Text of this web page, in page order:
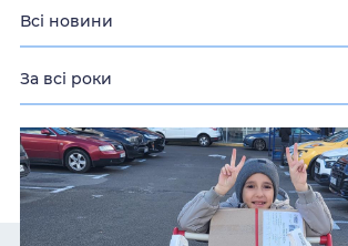
Всі новини
За всі роки